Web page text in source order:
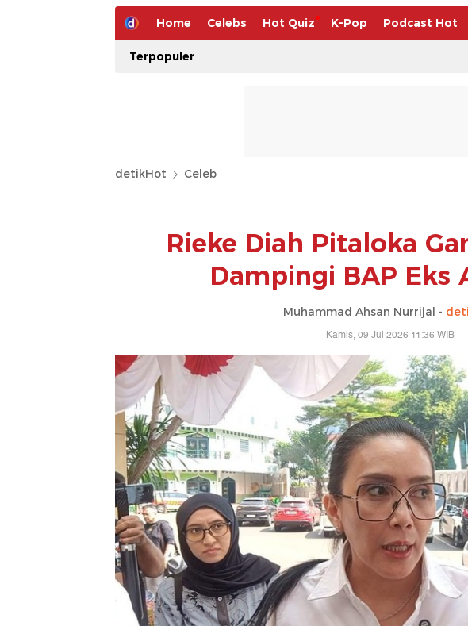
Home Celebs Hot Quiz K-Pop Podcast Hot
Terpopuler
detikHot Celeb
Rieke Diah Pitaloka
Dampingi BAP Eks
Muhammad Ahsan Nurrijal -
Kamis, 09 Jul 2026 11:36 WIB